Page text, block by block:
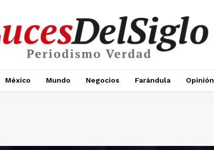
México Mundo Negocios Farándula Opinión